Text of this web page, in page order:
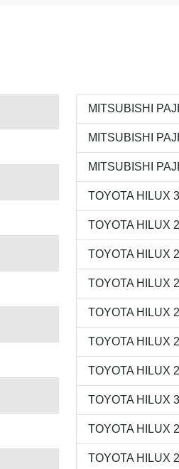
MITSUBISHI
MITSUBISHI
MITSUBISHI
TOYOTA HILUX
TOYOTA HILUX
TOYOTA HILUX
TOYOTA HILUX
TOYOTA HILUX
TOYOTA HILUX
TOYOTA HILUX
TOYOTA HILUX
TOYOTA HILUX
TOYOTA HILUX